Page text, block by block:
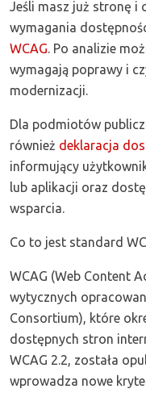
Jeśli masz już stronę i
wymagania
WCAG . Po analizie
wymagają poprawy i
modernizacji.
Dla podmiotów
również deklaracja
informujący
lub aplikacji oraz
wsparcia.
Co to jest standard
WCAG (Web Content
wytycznych
Consortium), które
dostępnych stron
WCAG 2.2, została
wprowadza nowe